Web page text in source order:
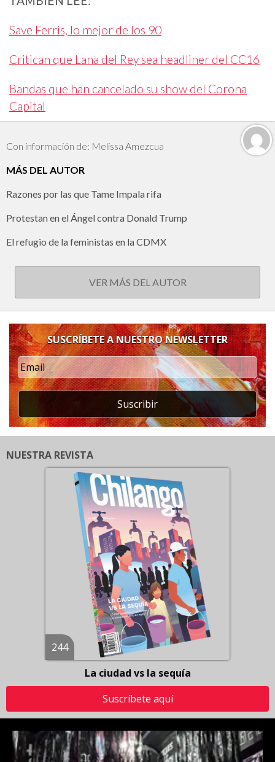
Save Ferris, lo mejor de los 90
Critican que Lana del Rey sea headliner del CC16
Bandas que han cancelado su show del Corona
Capital
Con información de: Melissa Amezcua
MÁS DEL AUTOR
Razones por las que Tame Impala rifa
Protestan en el Ángel contra Donald Trump
El refugio de la feministas en la CDMX
VER MÁS DEL AUTOR
SUSCRÍBETE A NUESTRO NEWSLETTER
Suscribir
NUESTRA REVISTA
244
La ciudad vs la sequía
Suscríbete aquí